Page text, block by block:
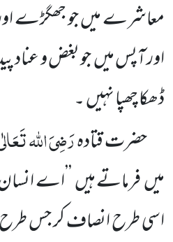
معاشرے میں جو جھگڑے
اور آپس میںجو بغض و عناد
ڈھکا چھپا نہیں۔
حضرت قتادہرَضِیَ اللہ
میںفرماتے ہیں’’اے
اسی طرح انصاف کر جس